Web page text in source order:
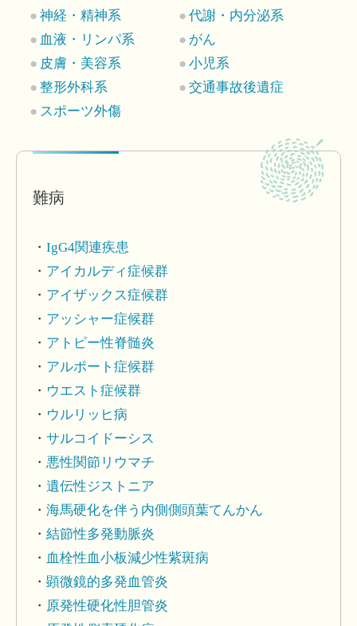
神経・精神系
代謝・内分泌系
血液・リンパ系
がん
皮膚・美容系
小児系
整形外科系
交通事故後遺症
スポーツ外傷
難病
IgG4関連疾患
アイカルディ症候群
アイザックス症候群
アッシャー症候群
アトピー性脊髄炎
アルポート症候群
ウエスト症候群
ウルリッヒ病
サルコイドーシス
悪性関節リウマチ
遺伝性ジストニア
海馬硬化を伴う内側側頭葉てんかん
結節性多発動脈炎
血栓性血小板減少性紫斑病
顕微鏡的多発血管炎
原発性硬化性胆管炎